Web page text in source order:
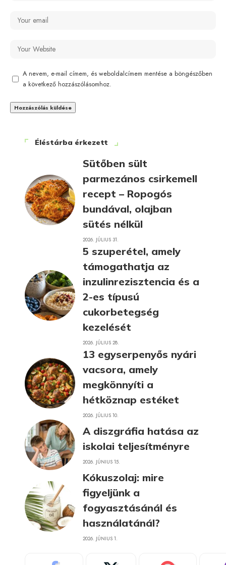
A nevem, e-mail címem, és weboldalcímem mentése a böngészőben
a következő hozzászólásomhoz.
Éléstárba érkezett
Sütőben sült
parmezános csirkemell
recept – Ropogós
bundával, olajban
sütés nélkül
2026. JÚLIUS 31.
5 szuperétel, amely
támogathatja az
inzulinrezisztencia és a
2-es típusú
cukorbetegség
kezelését
2026. JÚLIUS 28.
13 egyserpenyős nyári
vacsora, amely
megkönnyíti a
hétköznap estéket
2026. JÚLIUS 10.
A diszgráfia hatása az
iskolai teljesítményre
2026. JÚNIUS 15.
Kókuszolaj: mire
figyeljünk a
fogyasztásánál és
használatánál?
2026. JÚNIUS 1.